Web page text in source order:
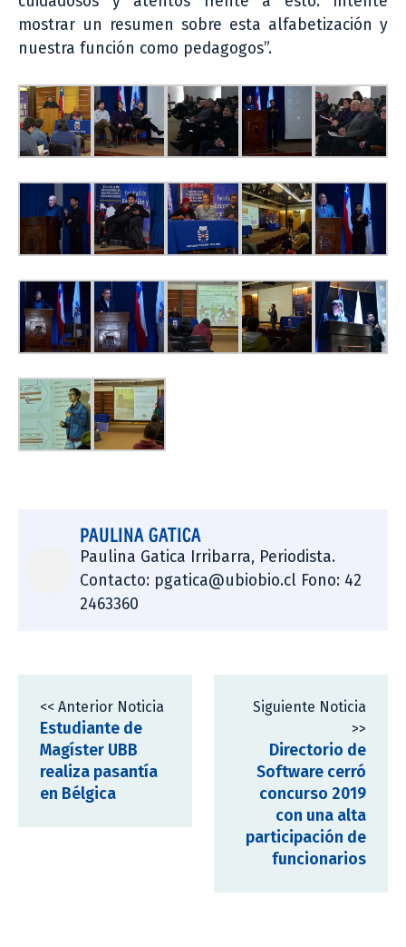
mostrar un resumen sobre esta alfabetización y
nuestra función como pedagogos”.
PAULINA GATICA
Paulina Gatica Irribarra, Periodista.
Contacto: pgatica@ubiobio.cl Fono: 42
2463360
<< Anterior Noticia
Estudiante de
Magíster UBB
realiza pasantía
en Bélgica
Siguiente Noticia
>>
Directorio de
Software cerró
concurso 2019
con una alta
participación de
funcionarios